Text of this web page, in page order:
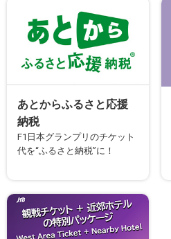
あとからふるさと応援
納税
F1日本グランプリのチケット
代を“ふるさと納税”に！